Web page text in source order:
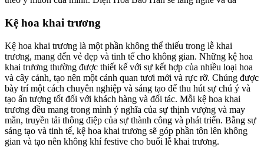
Kệ hoa khai trương
Kệ hoa khai trương là một phần không thể thiếu trong lễ khai
trương, mang đến vẻ đẹp và tinh tế cho không gian. Những kệ hoa
khai trương thường được thiết kế với sự kết hợp của nhiều loại hoa
và cây cảnh, tạo nên một cảnh quan tươi mới và rực rỡ. Chúng được
bày trí một cách chuyên nghiệp và sáng tạo để thu hút sự chú ý và
tạo ấn tượng tốt đối với khách hàng và đối tác. Mỗi kệ hoa khai
trương đều mang trong mình ý nghĩa của sự thịnh vượng và may
mắn, truyền tải thông điệp của sự thành công và phát triển. Bằng sự
sáng tạo và tinh tế, kệ hoa khai trương sẽ góp phần tôn lên không
gian và tạo nên không khí festive cho buổi lễ khai trương.